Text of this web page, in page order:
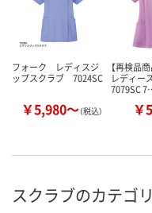
カゴへ
フォーク レディスジ
ップスクラブ 7024SC
￥5,980～（税込）
【再検品
レディー
7079SC
￥
スクラブのカテゴ